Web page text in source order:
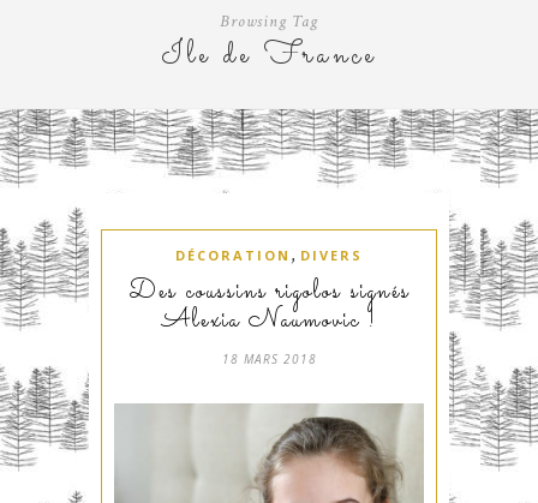
Browsing Tag
Ile de France
DÉCORATION , DIVERS
Des coussins rigolos signés
Alexia Naumovic !
18 MARS 2018